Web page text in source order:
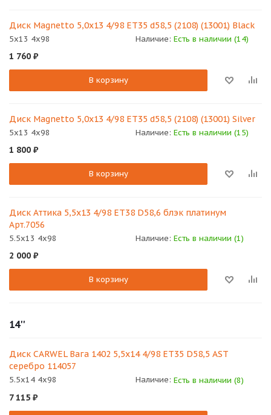
Диск Magnetto 5,0х13 4/98 ET35 d58,5 (2108) (13001) Black
5x13 4x98 Наличие: Есть в наличии (14)
1 760 ₽
В корзину
Диск Magnetto 5,0х13 4/98 ET35 d58,5 (2108) (13001) Silver
5x13 4x98 Наличие: Есть в наличии (15)
1 800 ₽
В корзину
Диск Аттика 5,5x13 4/98 ЕТ38 D58,6 блэк платинум
Арт.7056
5.5x13 4x98 Наличие: Есть в наличии (1)
2 000 ₽
В корзину
14''
Диск CARWEL Вага 1402 5,5х14 4/98 ET35 D58,5 AST
серебро 114057
5.5x14 4x98 Наличие: Есть в наличии (8)
7 115 ₽